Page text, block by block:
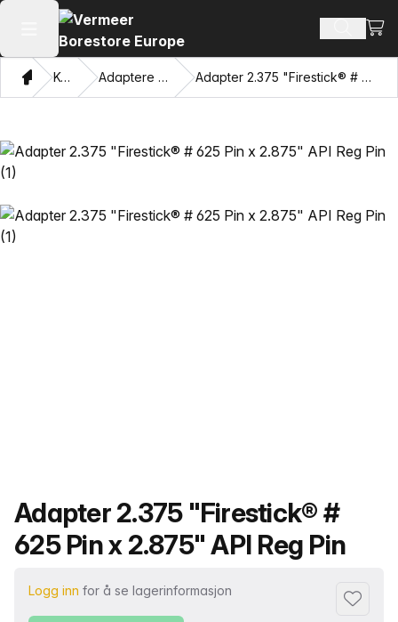
Åpne hovedmenyen SøkVis
HjemKatalog Adaptere og trekkøyne Adapter 2.375 "Firestick® # 625 Pin x 2.875" API Reg Pin
Produktnavn
Adapter 2.375 "Firestick® #
625 Pin x 2.875" API Reg Pin
Logg inn for å se lagerinformasjon
Legg til